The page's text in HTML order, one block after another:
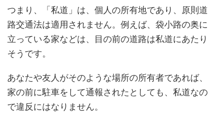
つまり、「私道」は、個人の所有地であり、原則道
路交通法は適用されません。例えば、袋小路の奥に
立っている家などは、目の前の道路は私道にあたり
そうです。
あなたや友人がそのような場所の所有者であれば、
家の前に駐車をして通報されたとしても、私道なの
で違反にはなりません。